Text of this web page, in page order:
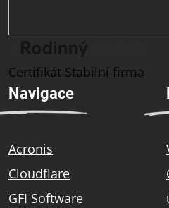
Certifikát Stabilní firma
Navigace
Acronis
Cloudflare
GFI Software